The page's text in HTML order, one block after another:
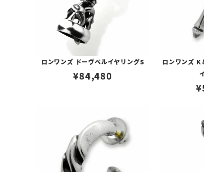
ロンワンズ ドーヴベルイヤリングS
¥84,480
ロンワンズ K
¥